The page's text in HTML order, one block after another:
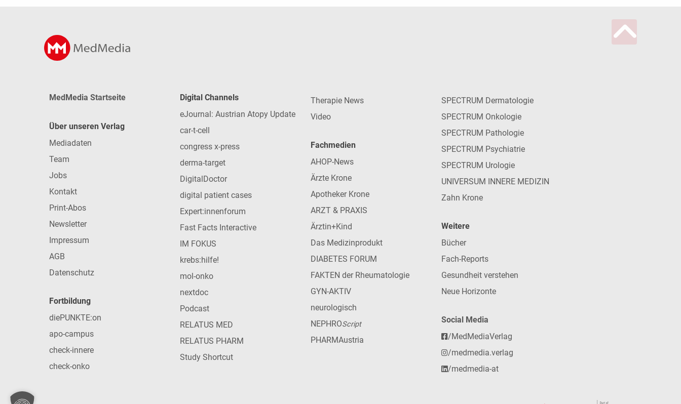
MedMedia Startseite
Über unseren Verlag
Mediadaten
Team
Jobs
Kontakt
Print-Abos
Newsletter
Impressum
AGB
Datenschutz
Fortbildung
diePUNKTE:on
apo-campus
check-innere
check-onko
Digital Channels
eJournal: Austrian Atopy Update
car-t-cell
congress x-press
derma-target
DigitalDoctor
digital patient cases
Expert:innenforum
Fast Facts Interactive
IM FOKUS
krebs:hilfe!
mol-onko
nextdoc
Podcast
RELATUS MED
RELATUS PHARM
Study Shortcut
Therapie News
Video
Fachmedien
AHOP-News
Ärzte Krone
Apotheker Krone
ARZT & PRAXIS
Ärztin+Kind
Das Medizinprodukt
DIABETES FORUM
FAKTEN der Rheumatologie
GYN-AKTIV
neurologisch
NEPHROScript
PHARMAustria
SPECTRUM Dermatologie
SPECTRUM Onkologie
SPECTRUM Pathologie
SPECTRUM Psychiatrie
SPECTRUM Urologie
UNIVERSUM INNERE MEDIZIN
Zahn Krone
Weitere
Bücher
Fach-Reports
Gesundheit verstehen
Neue Horizonte
Social Media
/MedMediaVerlag
/medmedia.verlag
/medmedia-at